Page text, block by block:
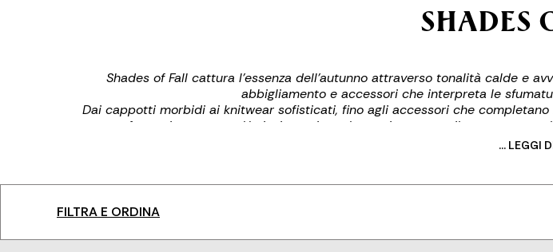
SHADES
Shades of Fallcattura l’essenza dell’autunno attraverso tonalità calde e
abbigliamento e accessori che interpreta le
Dai cappotti morbidi ai knitwear sofisticati, fino agli accessori che
comfort e ricercatezza. Un invito a vivere la stagione con stile, tra nuance
... LEGGI
FILTRA E ORDINA